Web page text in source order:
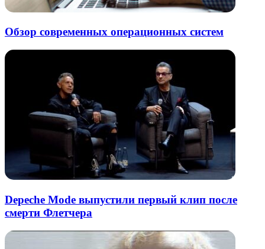
Обзор современных операционных систем
Depeche Mode выпустили первый клип после
смерти Флетчера